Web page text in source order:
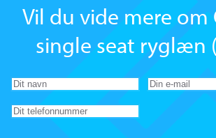
Vil du vide mere om
single seat ryglæn